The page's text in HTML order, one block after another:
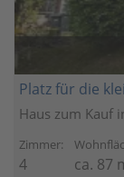
Haus zum Kauf
Zimmer:
4 ca. 87